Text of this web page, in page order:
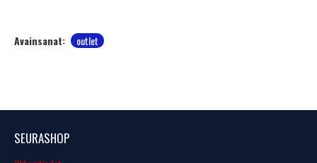
Avainsanat: outlet
SEURASHOP